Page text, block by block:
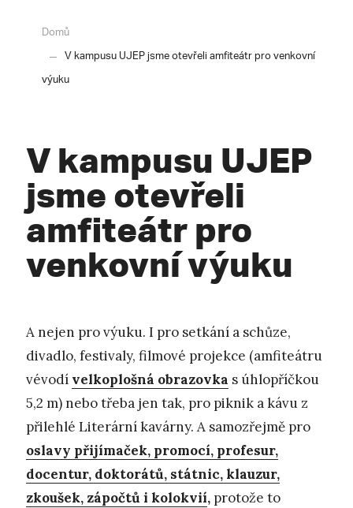
Domů
V kampusu UJEP jsme otevřeli amfiteátr pro venkovní
výuku
V kampusu UJEP
jsme otevřeli
amfiteátr pro
venkovní výuku
A nejen pro výuku. I pro setkání a schůze,
divadlo, festivaly, filmové projekce (amfiteátru
vévodí velkoplošná obrazovka s úhlopříčkou
5,2 m) nebo třeba jen tak, pro piknik a kávu z
přilehlé Literární kavárny. A samozřejmě pro
oslavy přijímaček, promocí, profesur,
docentur, doktorátů, státnic, klauzur,
zkoušek, zápočtů i kolokvií, protože to